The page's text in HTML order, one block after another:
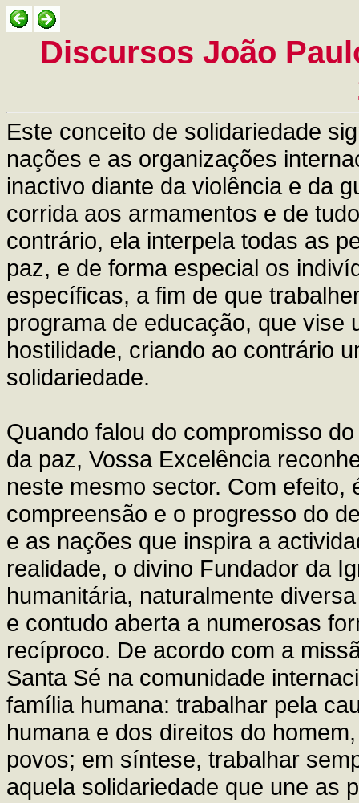
Discursos João
Este conceito de solidariedade
nações e as organizações
inactivo diante da violência e da
corrida aos armamentos e de
contrário, ela interpela todas as
paz, e de forma especial os
específicas, a fim de que
programa de educação, que vise
hostilidade, criando ao contrário
solidariedade.
Quando falou do compromisso
da paz, Vossa Excelência
neste mesmo sector. Com
compreensão e o progresso do
e as nações que inspira a
realidade, o divino Fundador da
humanitária, naturalmente
e contudo aberta a numerosas
recíproco. De acordo com a
Santa Sé na comunidade
família humana: trabalhar pela
humana e dos direitos do
povos; em síntese, trabalhar
aquela solidariedade que une as